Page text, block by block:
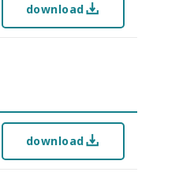
download
download